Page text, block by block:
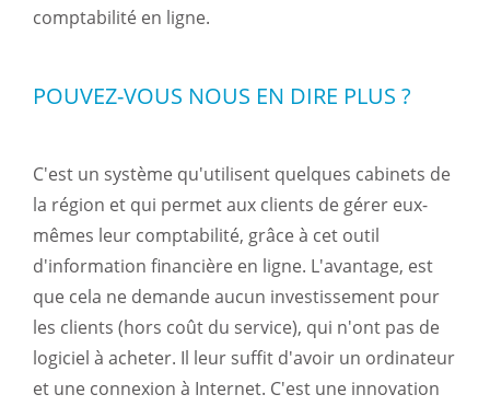
comptabilité en ligne.
POUVEZ-VOUS NOUS EN DIRE PLUS ?
C'est un système qu'utilisent quelques cabinets de
la région et qui permet aux clients de gérer eux-
mêmes leur comptabilité, grâce à cet outil
d'information financière en ligne. L'avantage, est
que cela ne demande aucun investissement pour
les clients (hors coût du service), qui n'ont pas de
logiciel à acheter. Il leur suffit d'avoir un ordinateur
et une connexion à Internet. C'est une innovation